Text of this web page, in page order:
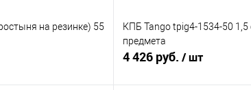
на резинке) 55
КПБ Tango tpig4-1534-50 1,5
предмета
4 426 руб. / шт